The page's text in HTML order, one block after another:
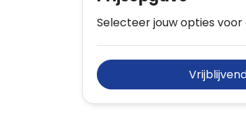
Selecteer jouw opties voor